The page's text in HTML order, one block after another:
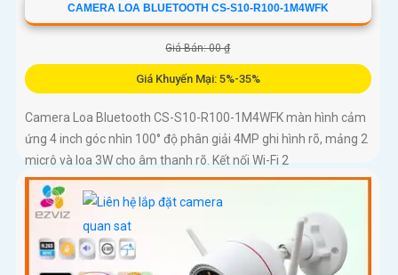
CAMERA LOA BLUETOOTH CS-S10-R100-1M4WFK
Giá Bán: 00 ₫
Giá Khuyến Mại: 5%-35%
Camera Loa Bluetooth CS-S10-R100-1M4WFK màn hình cảm
ứng 4 inch góc nhìn 100° độ phân giải 4MP ghi hình rõ, mảng 2
micrô và loa 3W cho âm thanh rõ. Kết nối Wi-Fi 2